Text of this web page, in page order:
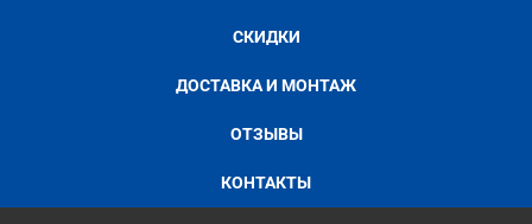
СКИДКИ
ДОСТАВКА И МОНТАЖ
ОТЗЫВЫ
КОНТАКТЫ